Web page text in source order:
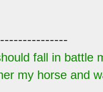
fall in battle
my horse and